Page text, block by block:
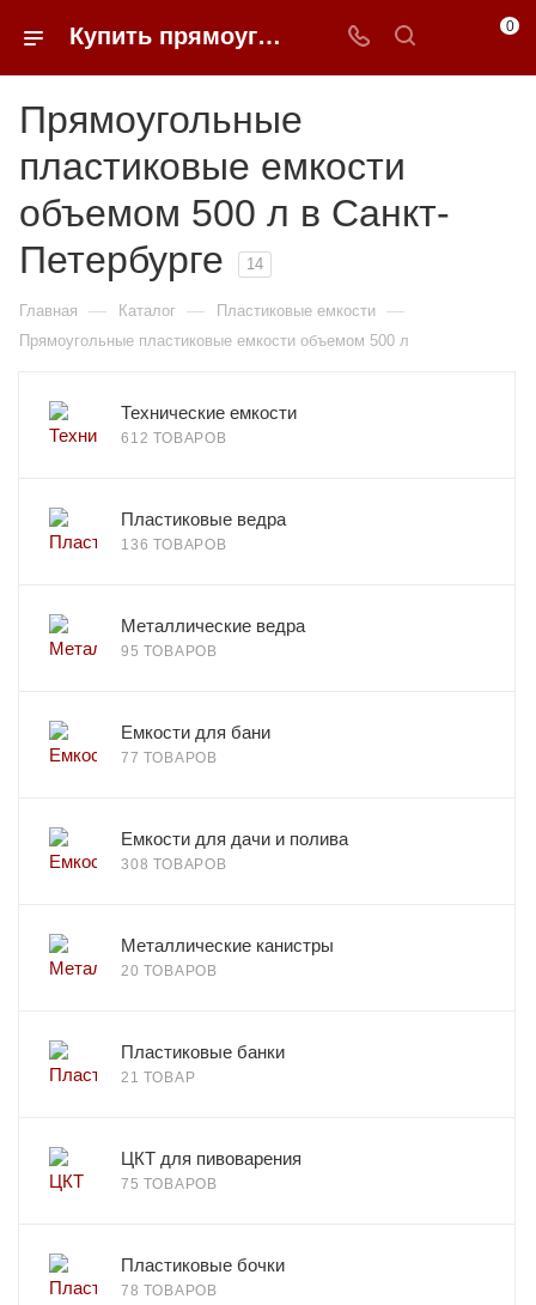
Купить прямоугольные пластиковые емкости объемом 500 л в Санкт-Петербурге | 0FFER 0
Прямоугольные
пластиковые емкости
объемом 500 л в Санкт-
Петербурге
14
Главная — Каталог — Пластиковые емкости —
Прямоугольные пластиковые емкости объемом 500 л
Технические емкости
612 ТОВАРОВ
Пластиковые ведра
136 ТОВАРОВ
Металлические ведра
95 ТОВАРОВ
Емкости для бани
77 ТОВАРОВ
Емкости для дачи и полива
308 ТОВАРОВ
Металлические канистры
20 ТОВАРОВ
Пластиковые банки
21 ТОВАР
ЦКТ для пивоварения
75 ТОВАРОВ
Пластиковые бочки
78 ТОВАРОВ